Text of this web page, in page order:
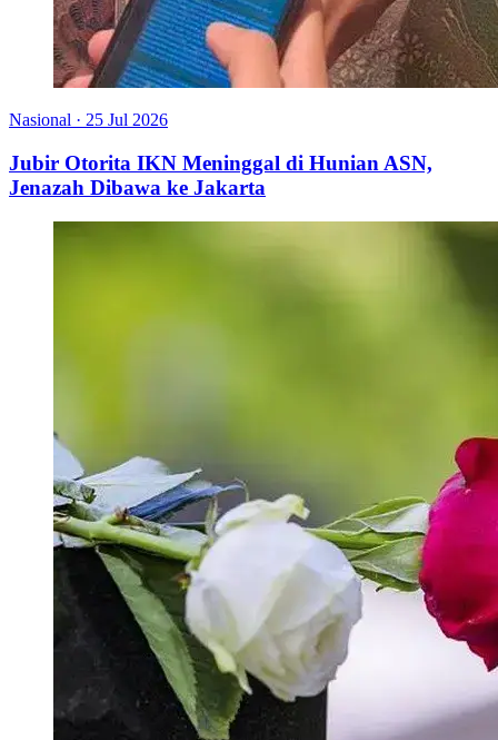
Nasional · 25 Jul 2026
Jubir Otorita IKN Meninggal di Hunian ASN,
Jenazah Dibawa ke Jakarta